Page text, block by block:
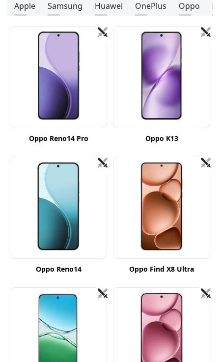
Apple Samsung Huawei OnePlus Oppo
Oppo Reno14 Pro Oppo K13
Oppo Reno14 Oppo Find X8 Ultra